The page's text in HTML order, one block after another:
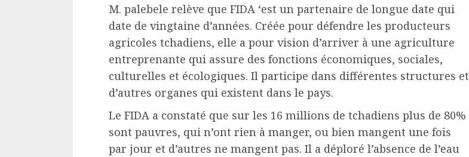
M. palebele relève que FIDA ‘est un partenaire de longue date qui
date de vingtaine d’années. Créée pour défendre les producteurs
agricoles tchadiens, elle a pour vision d’arriver à une agriculture
entreprenante qui assure des fonctions économiques, sociales,
culturelles et écologiques. Il participe dans différentes structures et
d’autres organes qui existent dans le pays.
Le FIDA a constaté que sur les 16 millions de tchadiens plus de 80%
sont pauvres, qui n’ont rien à manger, ou bien mangent une fois
par jour et d’autres ne mangent pas. Il a déploré l’absence de l’eau